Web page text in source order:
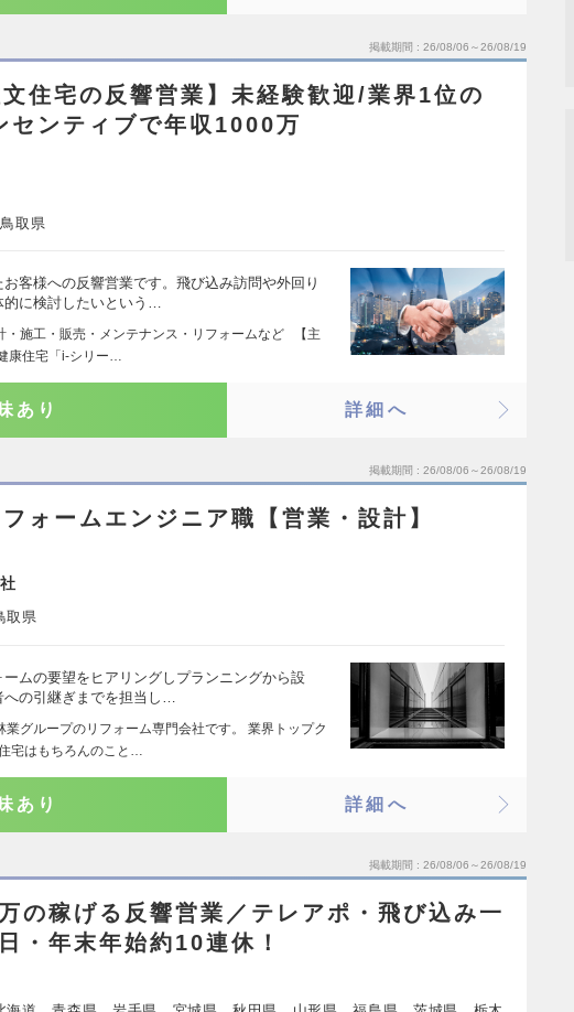
掲載期間 26/08/06～26/08/19
文住宅の反響営業】未経験歓迎/業界1位の
センティブで年収1000万
鳥取県
お客様への反響営業です。飛び込み訪問や外回り
的に検討したいという…
・施工・販売・メンテナンス・リフォームなど 【主
康住宅「i-シリー…
あり 詳細へ
掲載期間 26/08/06～26/08/19
フォームエンジニア職【営業・設計】
取県
ームの要望をヒアリングしプランニングから設
の引継ぎまでを担当し…
業グループのリフォーム専門会社です。 業界トップク
宅はもちろんのこと…
あり 詳細へ
掲載期間 26/08/06～26/08/19
稼げる反響営業／テレアポ・飛び込み一
・年末年始約10連休！